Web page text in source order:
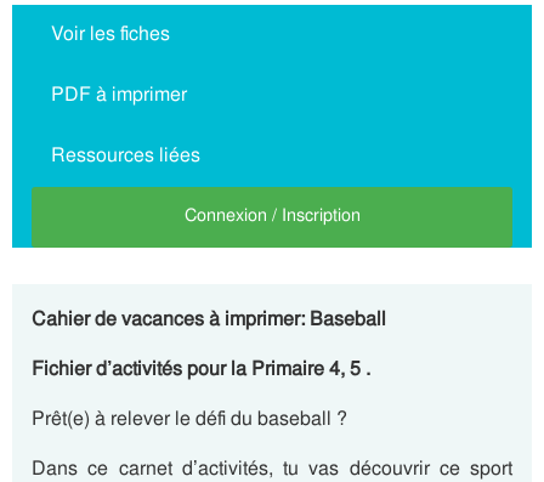
Voir les fiches
PDF à imprimer
Ressources liées
Connexion / Inscription
Cahier de vacances à imprimer: Baseball
Fichier d’activités pour la Primaire 4, 5 .
Prêt(e) à relever le défi du baseball ?
Dans ce carnet d’activités, tu vas découvrir ce sport